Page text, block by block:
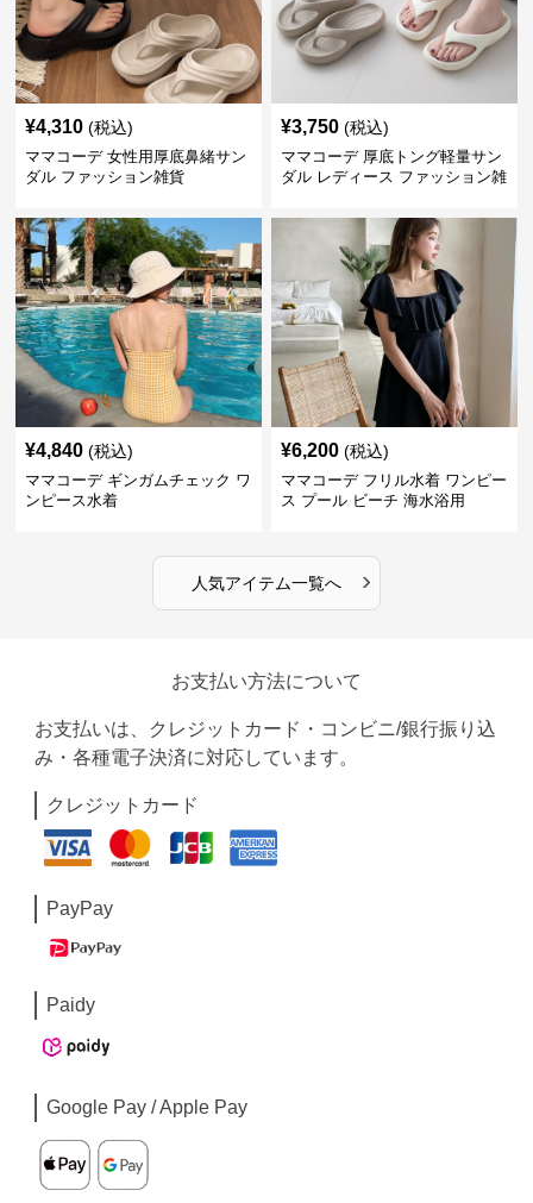
¥4,310 (税込)
ママコーデ 女性用厚底鼻緒サン
ダル ファッション雑貨
¥3,750 (税込)
ママコーデ 厚底トング軽量サン
ダル レディース ファッション雑
¥4,840 (税込)
ママコーデ ギンガムチェック ワ
ンピース水着
¥6,200 (税込)
ママコーデ フリル水着 ワンピー
ス プール ビーチ 海水浴用
人気アイテム一覧へ ›
お支払い方法について
お支払いは、クレジットカード・コンビニ/銀行振り込
み・各種電子決済に対応しています。
クレジットカード
PayPay
Paidy
Google Pay / Apple Pay